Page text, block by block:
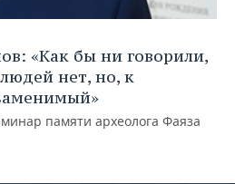
«Как бы ни говорили,
нет, но, к
памяти археолога Фаяза